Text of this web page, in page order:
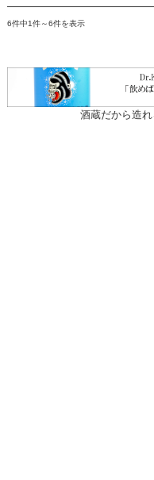
6件中1件～6件を表示
酒蔵だから造